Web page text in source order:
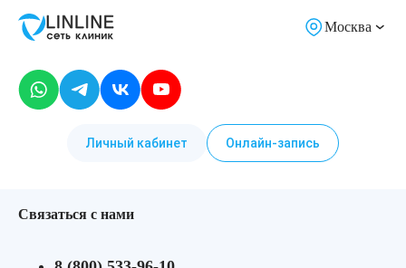
Москва
Личный кабинет Онлайн-запись
Связаться с нами